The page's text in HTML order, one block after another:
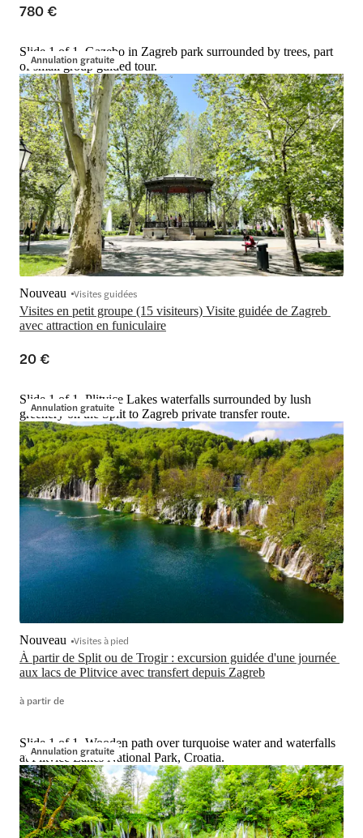
780 €
Annulation gratuite
Slide 1 of 1, Gazebo in Zagreb park surrounded by trees, part
of small group guided tour.
Visites en petit groupe (15 visiteurs) Visite guidée de Zagreb
avec attraction en funiculaire
Nouveau Visites guidées
20 €
Annulation gratuite
Slide 1 of 1, Plitvice Lakes waterfalls surrounded by lush
greenery on the Split to Zagreb private transfer route.
À partir de Split ou de Trogir : excursion guidée d'une journée
aux lacs de Plitvice avec transfert depuis Zagreb
Nouveau Visites à pied
à partir de
Annulation gratuite
Slide 1 of 1, Wooden path over turquoise water and waterfalls
at Plitvice Lakes National Park, Croatia.